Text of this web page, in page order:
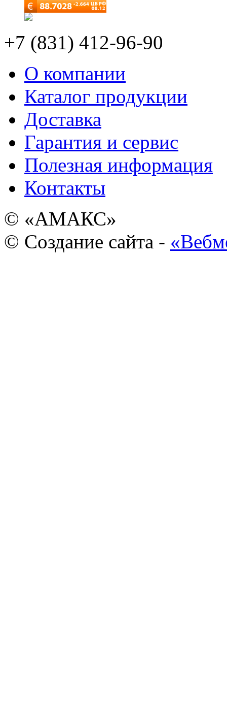
+7 (831) 412-96-90
О компании
Каталог продукции
Доставка
Гарантия и сервис
Полезная информация
Контакты
© «АМАКС»
© Создание сайта -